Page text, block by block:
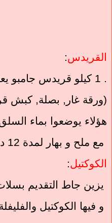
القريدس:
. 1 كيلو قريدس جامبو يعني قياس كبير مسلوق
(ورقة غار, بصلة, كبش
هؤلاء يوضعوا بماء
مع ملح و بهار لمدة 12 دقيقة بعد الغليان
الكوكتيل:
يزين جاط التقديم
و فيها الكوكتيل